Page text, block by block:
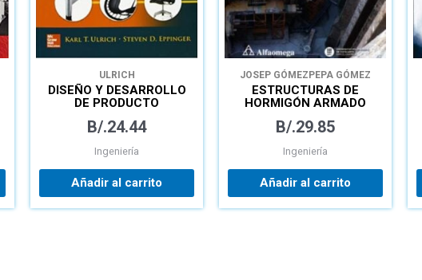
ULRICH
DISEÑO Y DESARROLLO
DE PRODUCTO
B/.24.44
Ingeniería
Añadir al carrito
JOSEP GÓMEZPEPA GÓMEZ
ESTRUCTURAS DE
HORMIGÓN ARMADO
Y CÁLCULO DE
SEGÚN EHE-08
B/.29.85
Ingeniería
Añadir al carrito